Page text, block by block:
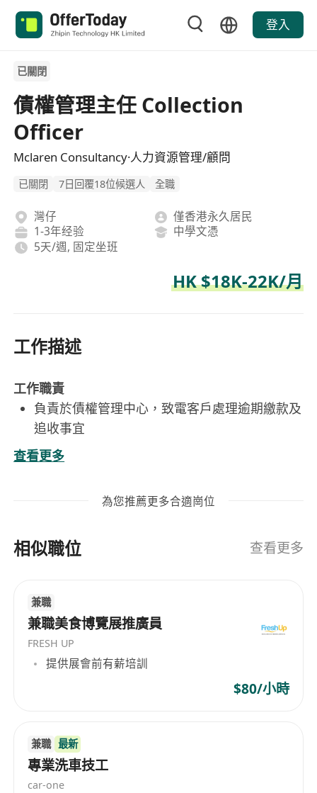
登入
已關閉
債權管理主任 Collection
Officer
Mclaren Consultancy·人力資源管理/顧問
已關閉 7日回覆18位候選人 全職
灣仔
僅香港永久居民
1-3年经验
中學文憑
5天/週, 固定坐班
HK $18K-22K/月
工作描述
工作職責
負責於債權管理中心，致電客戶處理逾期繳款及
追收事宜
職位要求
HKCEE / HKDSE 程度或以上
良好溝通技巧，能操流利廣東話，基本英語及普
具基本電腦文書技巧包括 Microsoft Word,
查看更多
為您推薦更多合適崗位
相似職位 查看更多
兼職
兼職美食博覽展推廣員
FRESH UP
提供展會前有薪培訓
$80/小時
兼職 最新
專業洗車技工
car-one